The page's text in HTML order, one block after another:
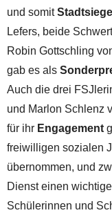
und somit
Lefers, beide
Robin Gottschling
gab es als
Auch die drei
und Marlon Schlenz
für ihr Engagement
freiwilligen sozialen
übernommen, und
Dienst einen
Schülerinnen und